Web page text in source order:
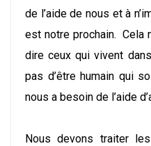
de l’aide de nous et à
est notre prochain. Cela
dire ceux qui vivent
pas d’être humain qui
nous a besoin de l’aide
Nous devons traiter